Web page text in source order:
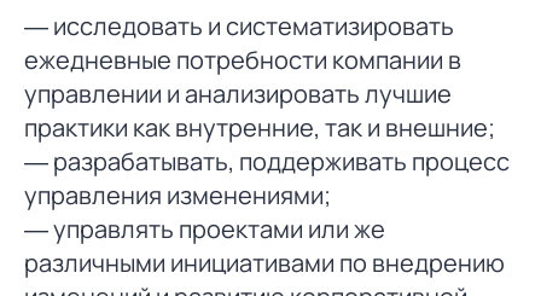
— исследовать и систематизировать
ежедневные потребности компании в
управлении и анализировать лучшие
практики как внутренние, так и внешние;
— разрабатывать, поддерживать процесс
управления изменениями;
— управлять проектами или же
различными инициативами по внедрению